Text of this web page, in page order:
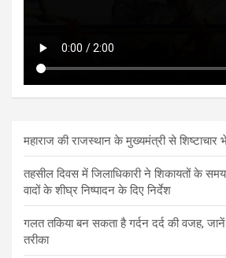
महाराज की राजस्थान के मुख्यमंत्री से शिष्टाचार
तहसील दिवस में जिलाधिकारी ने शिकायतों के
वादों के शीघ्र निष्पादन के दिए निर्देश
गलत तकिया बन सकता है गर्दन दर्द की वजह,
तरीका